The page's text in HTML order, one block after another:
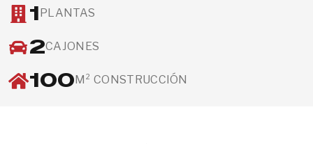
1PLANTAS
2CAJONES
100M² CONSTRUCCIÓN